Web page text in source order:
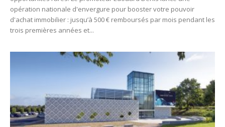
opération nationale d'envergure pour booster votre pouvoir
d'achat immobilier : jusqu’à 500 € remboursés par mois pendant les
trois premières années et...